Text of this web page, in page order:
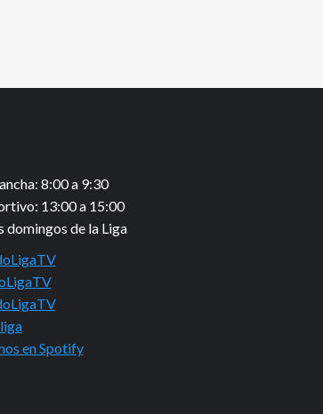
8:00 a 9:30
13:00 a 15:00
domingos de la Liga
en Spotify